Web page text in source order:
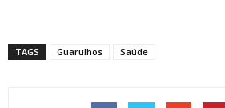
TAGS Guarulhos Saúde